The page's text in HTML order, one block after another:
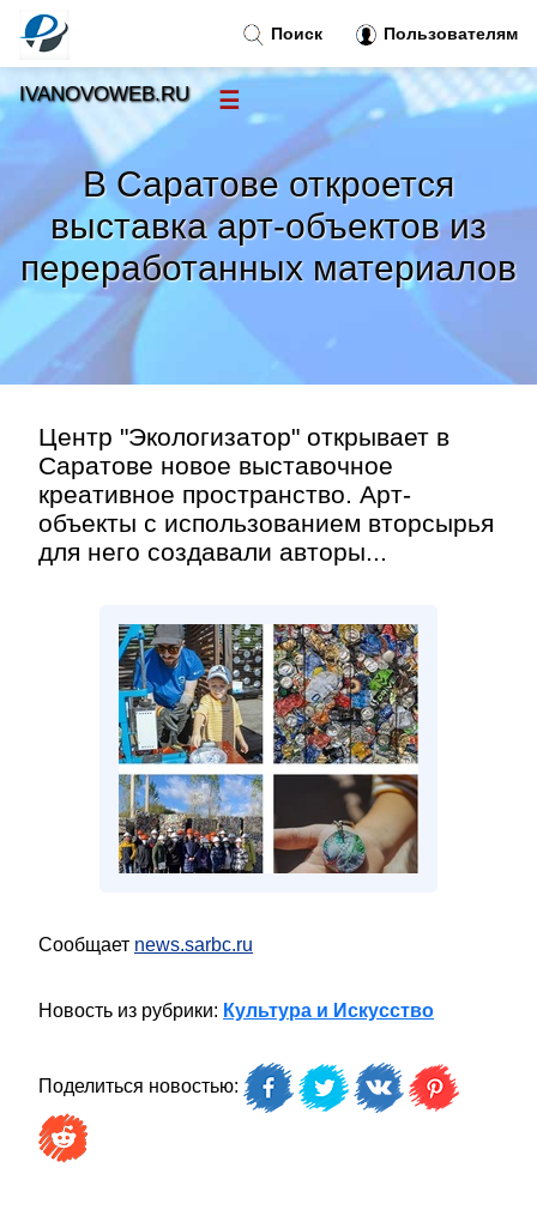
В Саратове откроется
выставка арт-объектов из
переработанных материалов
Центр "Экологизатор" открывает в
Саратове новое выставочное
креативное пространство. Арт-
объекты с использованием вторсырья
для него создавали авторы...
Сообщает news.sarbc.ru
Новость из рубрики: Культура и Искусство
Поделиться новостью:
Поиск Пользователям
IVANOVOWEB.RU ☰
Новости
Тренды новостей»
Рубрики»
Правила »